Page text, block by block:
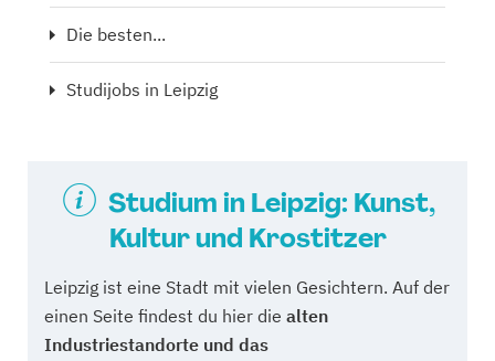
Die besten...
Studijobs in Leipzig
Studium in Leipzig: Kunst,
Kultur und Krostitzer
Leipzig ist eine Stadt mit vielen Gesichtern. Auf der
einen Seite findest du hier die alten
Industriestandorte und das